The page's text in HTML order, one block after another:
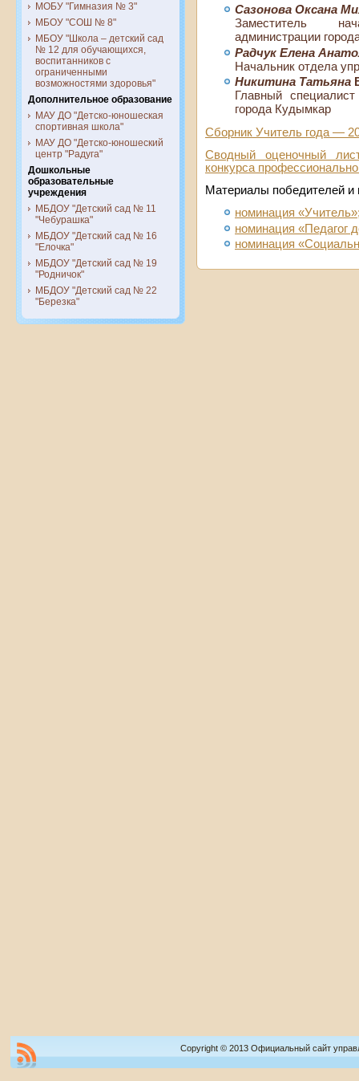
МОБУ "Гимназия № 3"
МБОУ "СОШ № 8"
МБОУ "Школа – детский сад
№ 12 для обучающихся,
воспитанников с
ограниченными
возможностями здоровья"
Дополнительное образование
МАУ ДО "Детско-юношеская
спортивная школа"
МАУ ДО "Детско-юношеский
центр "Радуга"
Дошкольные
образовательные
учреждения
МБДОУ "Детский сад № 11
"Чебурашка"
МБДОУ "Детский сад № 16
"Елочка"
МБДОУ "Детский сад № 19
"Родничок"
МБДОУ "Детский сад № 22
"Березка"
Сазонова Оксана
Заместитель
администрации
Радчук Елена
Начальник отдела
Никитина Татьяна
Главный
города Кудымкар
Сборник Учитель года —
Сводный оценочный
конкурса
Материалы победителей и
номинация
номинация «Педагог
номинация
Copyright © 2013 Официальный сайт